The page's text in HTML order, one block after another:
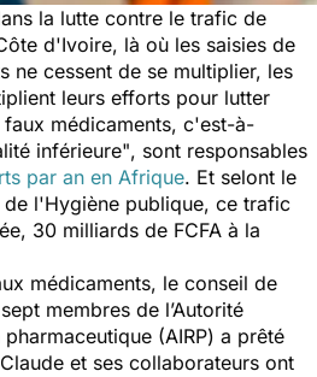
la lutte contre le trafic de
d'Ivoire, là où les saisies de
ne cessent de se multiplier, les
leurs efforts pour lutter
médicaments, c'est-à-
inférieure", sont responsables
par an en Afrique. Et selont le
de l'Hygiène publique, ce trafic
30 milliards de FCFA à la
médicaments, le conseil de
membres de l’Autorité
(AIRP) a prêté
et ses collaborateurs ont